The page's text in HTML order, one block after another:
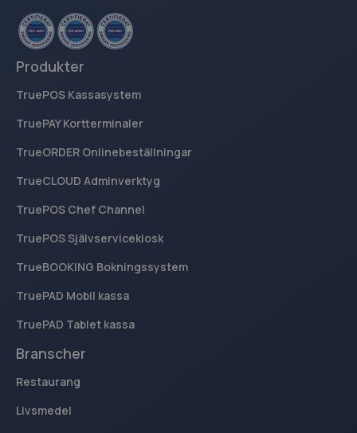
Produkter
TruePOS Kassasystem
TruePAY Kortterminaler
TrueORDER Onlinebeställningar
TrueCLOUD Adminverktyg
TruePOS Chef Channel
TruePOS Självservicekiosk
TrueBOOKING Bokningssystem
TruePAD Mobil kassa
TruePAD Tablet kassa
Branscher
Restaurang
Livsmedel